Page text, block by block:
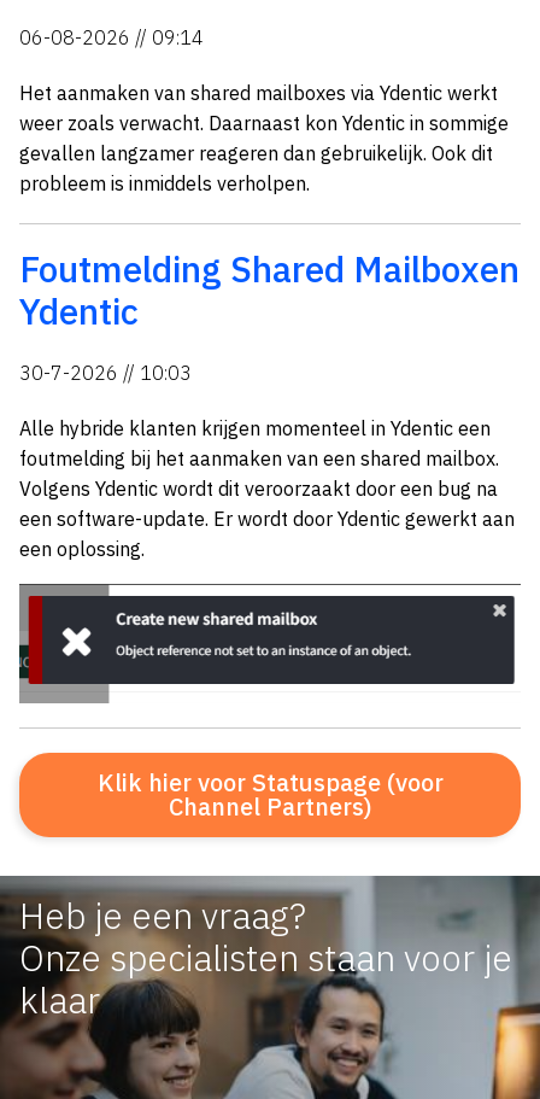
06-08-2026 // 09:14
Het aanmaken van shared mailboxes via Ydentic werkt
weer zoals verwacht. Daarnaast kon Ydentic in sommige
gevallen langzamer reageren dan gebruikelijk. Ook dit
probleem is inmiddels verholpen.
Foutmelding Shared Mailboxen
Ydentic
30-7-2026 // 10:03
Alle hybride klanten krijgen momenteel in Ydentic een
foutmelding bij het aanmaken van een shared mailbox.
Volgens Ydentic wordt dit veroorzaakt door een bug na
een software-update. Er wordt door Ydentic gewerkt aan
een oplossing.
Klik hier voor Statuspage (voor
Channel Partners)
Heb je een vraag?
Onze specialisten staan voor je
klaar